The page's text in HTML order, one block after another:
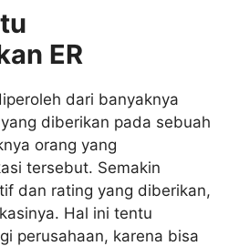
ER
dari banyaknya
diberikan pada sebuah
orang yang
tersebut. Semakin
dan rating yang diberikan,
Hal ini tentu
perusahaan, karena bisa